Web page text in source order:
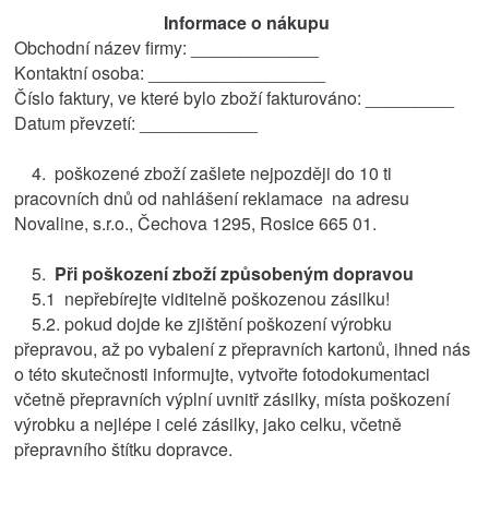
Informace o nákupu
Obchodní název firmy: _____________
Kontaktní osoba: __________________
Číslo faktury, ve které bylo zboží fakturováno: _________
Datum převzetí: ____________
4. poškozené zboží zašlete nejpozději do 10 ti
pracovních dnů od nahlášení reklamace na adresu
Novaline, s.r.o., Čechova 1295, Rosice 665 01.
5. Při poškození zboží způsobeným dopravou
5.1 nepřebírejte viditelně poškozenou zásilku!
5.2. pokud dojde ke zjištění poškození výrobku
přepravou, až po vybalení z přepravních kartonů, ihned nás
o této skutečnosti informujte, vytvořte fotodokumentaci
včetně přepravních výplní uvnitř zásilky, místa poškození
výrobku a nejlépe i celé zásilky, jako celku, včetně
přepravního štítku dopravce.